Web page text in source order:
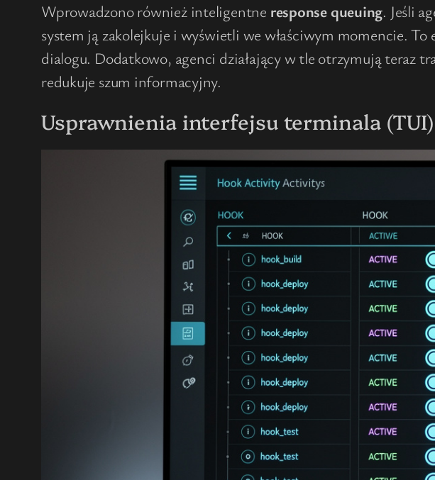
Wprowadzono również inteligentne response queuing. Jeśli
system ją zakolejkuje i wyświetli we właściwym momencie.
dialogu. Dodatkowo, agenci działający w tle otrzymują teraz
redukuje szum informacyjny.
Usprawnienia interfejsu terminala (TUI)